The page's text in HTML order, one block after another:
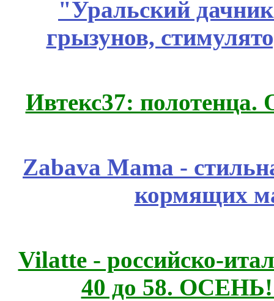
"Уральский
грызунов,
Ивтекс37:
Zabava Mama -
кормящих
Vilatte - российско-
40 до 58.